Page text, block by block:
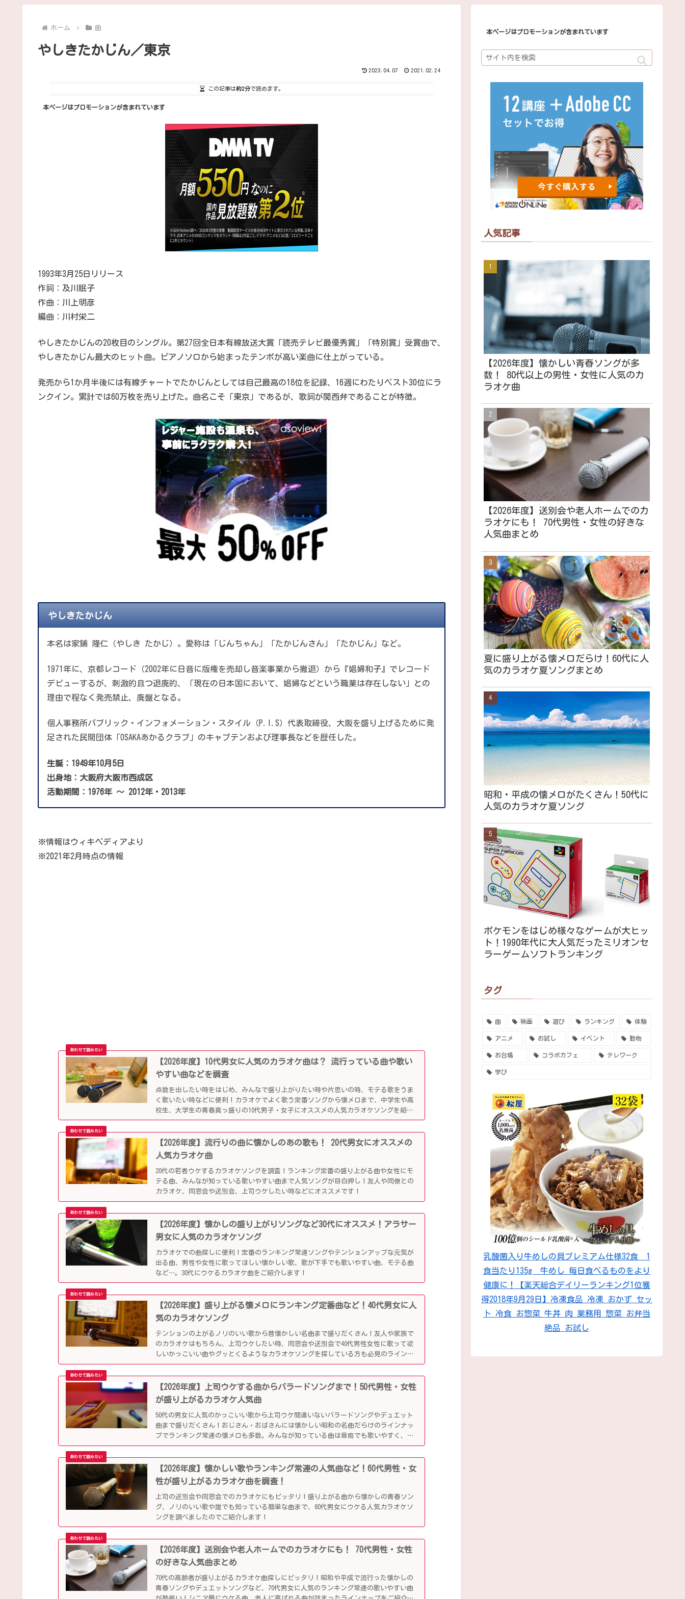
ホーム 曲
やしきたかじん／東京
2023.04.07 2021.02.24
この記事は約2分で読めます。
本ページはプロモーションが含まれています
1993年3月25日リリース
作詞：及川眠子
作曲：川上明彦
編曲：川村栄二
やしきたかじんの20枚目のシングル。第27回全日本有線放送大賞「読売テレビ最優秀賞」「特別賞」受賞曲で、
やしきたかじん最大のヒット曲。ピアノソロから始まったテンポが高い楽曲に仕上がっている。
発売から1か月半後には有線チャートでたかじんとしては自己最高の18位を記録、16週にわたりベスト30位にラ
ンクイン。累計では60万枚を売り上げた。曲名こそ「東京」であるが、歌詞が関西弁であることが特徴。
やしきたかじん
本名は家鋪 隆仁（やしき たかじ）。愛称は「じんちゃん」「たかじんさん」「たかじん」など。
1971年に、京都レコード（2002年に日音に版権を売却し音楽事業から撤退）から『娼婦和子』でレコード
デビューするが、刺激的且つ退廃的、「現在の日本国において、娼婦などという職業は存在しない」との
理由で程なく発売禁止、廃盤となる。
個人事務所パブリック・インフォメーション・スタイル（P.I.S）代表取締役、大阪を盛り上げるために発
足された民間団体「OSAKAあかるクラブ」のキャプテンおよび理事長などを歴任した。
生誕：1949年10月5日
出身地：大阪府大阪市西成区
活動期間：1976年 ～ 2012年・2013年
※情報はウィキペディアより
※2021年2月時点の情報
【2026年度】10代男女に人気のカラオケ曲は？ 流行っている曲や歌い
やすい曲などを調査
点数を出したい時をはじめ、みんなで盛り上がりたい時や片思いの時、モテる歌をうま
く歌いたい時などに便利！カラオケでよく歌う定番ソングから懐メロまで、中学生や高
校生、大学生の青春真っ盛りの10代男子・女子にオススメの人気カラオケソングを紹介
していきます。
【2026年度】流行りの曲に懐かしのあの歌も！ 20代男女にオススメの
人気カラオケ曲
20代の若者ウケするカラオケソングを調査！ランキング定番の盛り上がる曲や女性にモ
テる曲、みんなが知っている歌いやすい曲まで人気ソングが目白押し！友人や同僚との
カラオケ、同窓会や送別会、上司ウケしたい時などにオススメです！
【2026年度】懐かしの盛り上がりソングなど30代にオススメ！アラサー
男女に人気のカラオケソング
カラオケでの曲探しに便利！定番のランキング常連ソングやテンションアップな元気が
出る曲、男性や女性に歌ってほしい懐かしい歌、歌が下手でも歌いやすい曲、モテる曲
など…。30代にウケるカラオケ曲をご紹介します！
【2026年度】盛り上がる懐メロにランキング定番曲など！40代男女に人
気のカラオケソング
テンションの上がるノリのいい歌から昔懐かしい名曲まで盛りだくさん！友人や家族で
のカラオケはもちろん、上司ウケしたい時、同窓会や送別会で40代男性女性に歌って欲
しいかっこいい曲やグッとくるようなカラオケソングを探している方も必見のラインナ
ップになっています！
【2026年度】上司ウケする曲からバラードソングまで！50代男性・女性
が盛り上がるカラオケ人気曲
50代の男女に人気のかっこいい歌から上司ウケ間違いないバラードソングやデュエット
曲まで盛りだくさん！おじさん・おばさんには懐かしい昭和の名曲だらけのラインナッ
プでランキング常連の懐メロも多数。みんなが知っている曲は音痴でも歌いやすく、送
別会や同窓会などでも盛り上がるはず！
【2026年度】懐かしい歌やランキング常連の人気曲など！60代男性・女
性が盛り上がるカラオケ曲を調査！
上司の送別会や同窓会でのカラオケにもピッタリ！盛り上がる曲から懐かしの青春ソン
グ、ノリのいい歌や誰でも知っている簡単な曲まで、60代男女にウケる人気カラオケソ
ングを調べましたのでご紹介します！
【2026年度】送別会や老人ホームでのカラオケにも！ 70代男性・女性
の好きな人気曲まとめ
70代の高齢者が盛り上がるカラオケ曲探しにピッタリ！昭和や平成で流行った懐かしの
青春ソングやデュエットソングなど、70代男女に人気のランキング常連の歌いやすい曲
本ページはプロモーションが含まれています
人気記事
【2026年度】懐かしい青春ソングが多
数！ 80代以上の男性・女性に人気のカ
ラオケ曲
【2026年度】送別会や老人ホームでのカ
ラオケにも！ 70代男性・女性の好きな
人気曲まとめ
夏に盛り上がる懐メロだらけ！60代に人
気のカラオケ夏ソングまとめ
昭和・平成の懐メロがたくさん！50代に
人気のカラオケ夏ソング
ポケモンをはじめ様々なゲームが大ヒッ
ト！1990年代に大人気だったミリオンセ
ラーゲームソフトランキング
タグ
曲 映画 遊び ランキング 体験
アニメ お試し イベント 動物
お台場 コラボカフェ テレワーク
学び
乳酸菌入り牛めしの具プレミアム仕様32食 1
食当たり135g 牛めし 毎日食べるものをより
健康に！【楽天総合デイリーランキング1位獲
得2018年9月29日】冷凍食品 冷凍 おかず セッ
ト 冷食 お惣菜 牛丼 肉 業務用 惣菜 お弁当
絶品 お試し